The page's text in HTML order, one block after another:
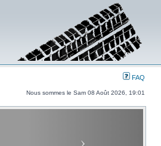
FAQ
Nous sommes le Sam 08 Août 2026, 19:01